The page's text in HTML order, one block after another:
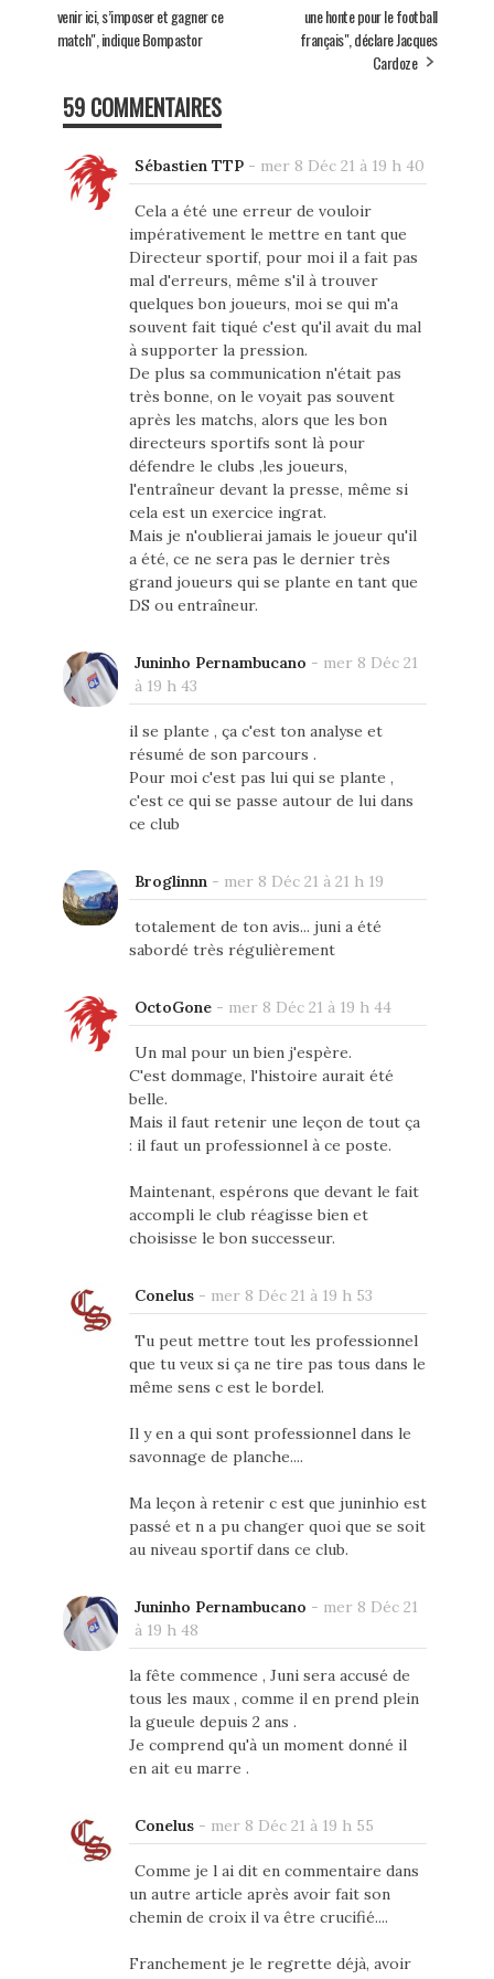
venir ici, s’imposer et gagner ce
match", indique Bompastor
une honte pour le football
français", déclare Jacques
Cardoze
59 COMMENTAIRES
Sébastien TTP- mer 8 Déc 21 à 19 h 40
Cela a été une erreur de vouloir
impérativement le mettre en tant que
Directeur sportif, pour moi il a fait pas
mal d'erreurs, même s'il à trouver
quelques bon joueurs, moi se qui m'a
souvent fait tiqué c'est qu'il avait du mal
à supporter la pression.
De plus sa communication n'était pas
très bonne, on le voyait pas souvent
après les matchs, alors que les bon
directeurs sportifs sont là pour
défendre le clubs ,les joueurs,
l'entraîneur devant la presse, même si
cela est un exercice ingrat.
Mais je n'oublierai jamais le joueur qu'il
a été, ce ne sera pas le dernier très
grand joueurs qui se plante en tant que
DS ou entraîneur.
Juninho Pernambucano - mer 8 Déc 21
à 19 h 43
il se plante , ça c'est ton analyse et
résumé de son parcours .
Pour moi c'est pas lui qui se plante ,
c'est ce qui se passe autour de lui dans
ce club
Broglinnn- mer 8 Déc 21 à 21 h 19
totalement de ton avis... juni a été
sabordé très régulièrement
OctoGone- mer 8 Déc 21 à 19 h 44
Un mal pour un bien j'espère.
C'est dommage, l'histoire aurait été
belle.
Mais il faut retenir une leçon de tout ça
: il faut un professionnel à ce poste.
Maintenant, espérons que devant le fait
accompli le club réagisse bien et
choisisse le bon successeur.
Conelus- mer 8 Déc 21 à 19 h 53
Tu peut mettre tout les professionnel
que tu veux si ça ne tire pas tous dans le
même sens c est le bordel.
Il y en a qui sont professionnel dans le
savonnage de planche....
Ma leçon à retenir c est que juninhio est
passé et n a pu changer quoi que se soit
au niveau sportif dans ce club.
Juninho Pernambucano - mer 8 Déc 21
à 19 h 48
la fête commence , Juni sera accusé de
tous les maux , comme il en prend plein
la gueule depuis 2 ans .
Je comprend qu'à un moment donné il
en ait eu marre .
Conelus- mer 8 Déc 21 à 19 h 55
Comme je l ai dit en commentaire dans
un autre article après avoir fait son
chemin de croix il va être crucifié....
Franchement je le regrette déjà, avoir